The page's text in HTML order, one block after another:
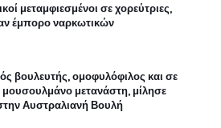
μεταμφιεσμένοι σε χορεύτριες,
έμπορο ναρκωτικών
βουλευτής, ομοφυλόφιλος και σε
μετανάστη, μίλησε
Αυστραλιανή Βουλή